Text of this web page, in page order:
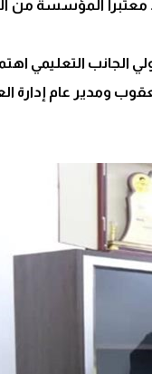
معتبراً المؤسسة
التعليمي
ومدير عام إدارة